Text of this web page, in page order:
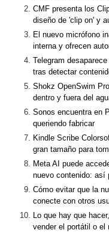
CMF presenta los
diseño de 'clip on' y
El nuevo micrófono
interna y ofrecen
Telegram
tras detectar
Shokz OpenSwim
dentro y fuera del
Sonos encuentra en
queriendo fabricar
Kindle Scribe
gran tamaño para
Meta AI puede
nuevo contenido: así
Cómo evitar que la
conecte con otros
Lo que hay que
vender el portátil o el